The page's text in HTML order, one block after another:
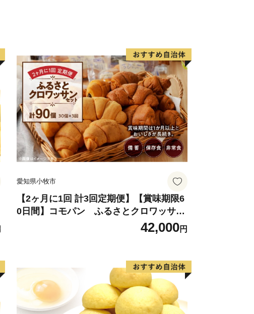
愛知県小牧市
【2ヶ月に1回 計3回定期便】【賞味期限6
0日間】コモパン ふるさとクロワッサン
セット（計90個）／災害用備蓄 保存食 非
42,000円